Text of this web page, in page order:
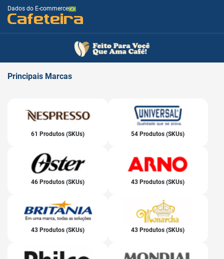
Dados do E-commerce
Cafeteira
Principais Marcas
61 Produtos (SKUs) 54 Produtos (SKUs)
46 Produtos (SKUs) 43 Produtos (SKUs)
43 Produtos (SKUs) 43 Produtos (SKUs)